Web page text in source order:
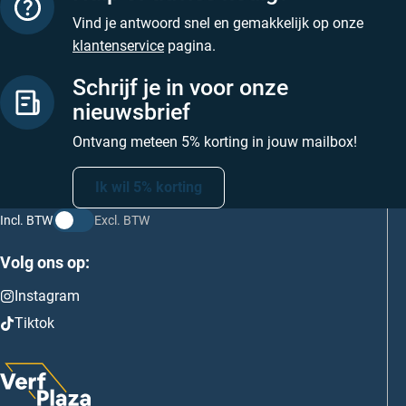
Vind je antwoord snel en gemakkelijk op onze
klantenservice pagina.
Schrijf je in voor onze
nieuwsbrief
Ontvang meteen 5% korting in jouw mailbox!
Ik wil 5% korting
Incl. BTW Excl. BTW
Volg ons op:
Instagram
Tiktok